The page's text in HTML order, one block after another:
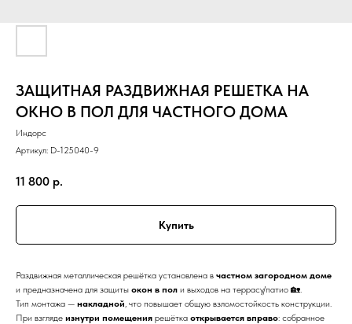
ЗАЩИТНАЯ РАЗДВИЖНАЯ РЕШЕТКА НА
ОКНО В ПОЛ ДЛЯ ЧАСТНОГО ДОМА
Индорс
Артикул: D-125040-9
11 800 р.
Купить
Раздвижная металлическая решётка установлена в частном загородном доме
и предназначена для защиты окон в пол и выходов на террасу/патио 🏡.
Тип монтажа — накладной, что повышает общую взломостойкость конструкции.
При взгляде изнутри помещения решётка открывается вправо: собранное